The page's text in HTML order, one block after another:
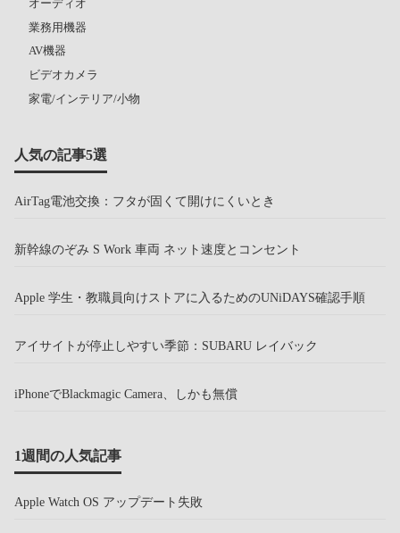
オーディオ
業務用機器
AV機器
ビデオカメラ
家電/インテリア/小物
人気の記事5選
AirTag電池交換：フタが固くて開けにくいとき
新幹線のぞみ S Work 車両 ネット速度とコンセント
Apple 学生・教職員向けストアに入るためのUNiDAYS確認手順
アイサイトが停止しやすい季節：SUBARU レイバック
iPhoneでBlackmagic Camera、しかも無償
1週間の人気記事
Apple Watch OS アップデート失敗